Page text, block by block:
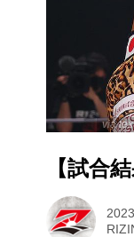
via
【試合